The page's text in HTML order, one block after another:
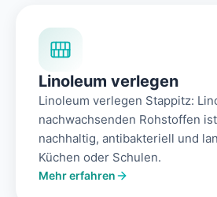
Linoleum verlegen
Linoleum verlegen Stappitz:
nachwachsenden Rohstoffen
nachhaltig, antibakteriell und
Küchen oder Schulen.
Mehr erfahren